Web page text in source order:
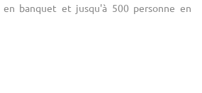
en banquet et jusqu'à 500 personne en